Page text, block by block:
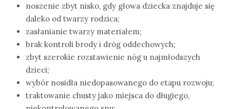
noszenie zbyt nisko, gdy głowa dziecka znajduje się
daleko od twarzy rodzica;
zasłanianie twarzy materiałem;
brak kontroli brody i dróg oddechowych;
zbyt szerokie rozstawienie nóg u najmłodszych
dzieci;
wybór nosidła niedopasowanego do etapu rozwoju;
traktowanie chusty jako miejsca do długiego,